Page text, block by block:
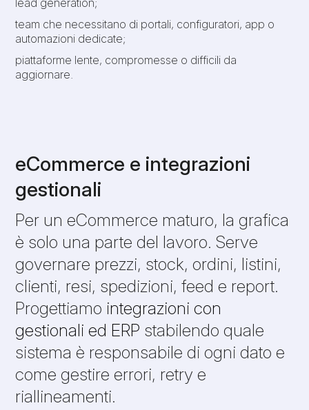
team che necessitano di portali, configuratori, app o
automazioni dedicate;
piattaforme lente, compromesse o difficili da
aggiornare.
eCommerce e integrazioni
gestionali
Per un eCommerce maturo, la grafica
è solo una parte del lavoro. Serve
governare prezzi, stock, ordini, listini,
clienti, resi, spedizioni, feed e report.
Progettiamo integrazioni con
gestionali ed ERP stabilendo quale
sistema è responsabile di ogni dato e
come gestire errori, retry e
riallineamenti.